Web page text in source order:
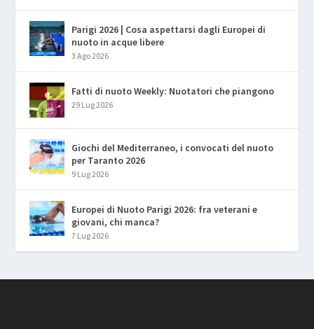
Parigi 2026 | Cosa aspettarsi dagli Europei di
nuoto in acque libere
3 Ago 2026
Fatti di nuoto Weekly: Nuotatori che piangono
29 Lug 2026
Giochi del Mediterraneo, i convocati del nuoto
per Taranto 2026
9 Lug 2026
Europei di Nuoto Parigi 2026: fra veterani e
giovani, chi manca?
7 Lug 2026